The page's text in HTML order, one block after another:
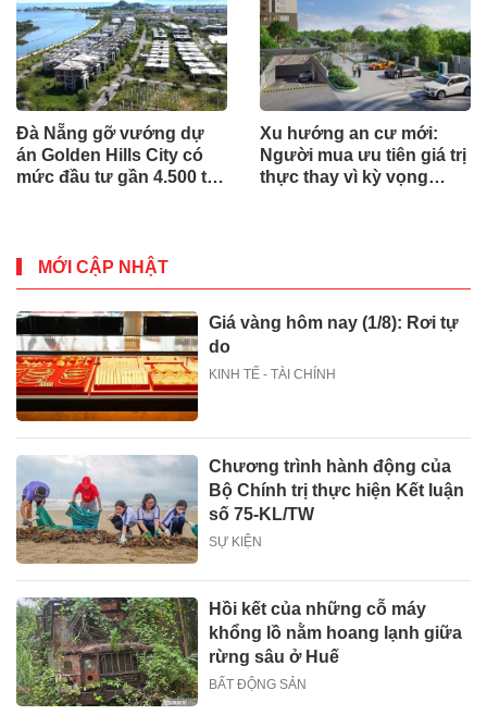
Đà Nẵng gỡ vướng dự
án Golden Hills City có
mức đầu tư gần 4.500 tỷ
Xu hướng an cư mới:
Người mua ưu tiên giá trị
thực thay vì kỳ vọng
MỚI CẬP NHẬT
Giá vàng hôm nay (1/8): Rơi tự
do
KINH TẾ - TÀI CHÍNH
Chương trình hành động của
Bộ Chính trị thực hiện Kết luận
số 75-KL/TW
SỰ KIỆN
Hồi kết của những cỗ máy
khổng lồ nằm hoang lạnh giữa
rừng sâu ở Huế
BẤT ĐỘNG SẢN